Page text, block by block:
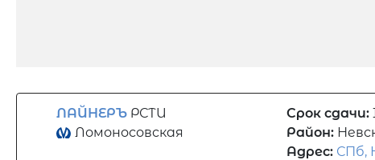
ЛАЙНЕРЪ РСТИ
Ломоносовская
Срок сдачи:
Район:
Адрес: СПб,